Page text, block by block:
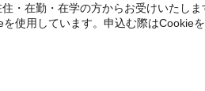
・在勤・在学の方からお受けいたしま
使用しています。申込む際はCookie